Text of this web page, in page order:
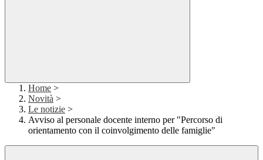
Home >
Novità >
Le notizie >
Avviso al personale docente interno per "Percorso di
orientamento con il coinvolgimento delle famiglie"